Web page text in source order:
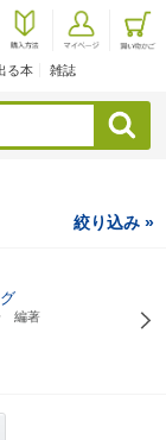
る本 雑誌
検索
絞り込み »
編著